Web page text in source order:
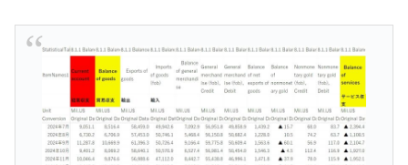
『Money1』
い「50.5％」に上昇
『Money1』
韓国大統領府ボンクラ政策室長が告発され
た ⇒ 国家が行った恐るべき株価操作であり、空前の国政壟
『Money1』
韓国･警察職員が「丸刈りになって抗議活